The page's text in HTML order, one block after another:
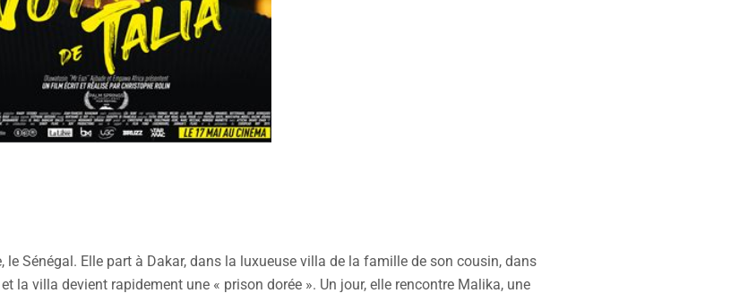
Sénégal. Elle part à Dakar, dans la luxueuse villa de la famille de son cousin, dans
la villa devient rapidement une « prison dorée ». Un jour, elle rencontre Malika, une